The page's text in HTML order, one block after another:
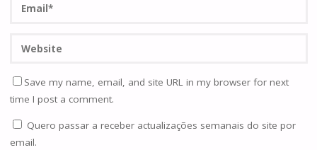
Save my name, email, and site URL in my browser for next
time I post a comment.
Quero passar a receber actualizações semanais do site por
email.